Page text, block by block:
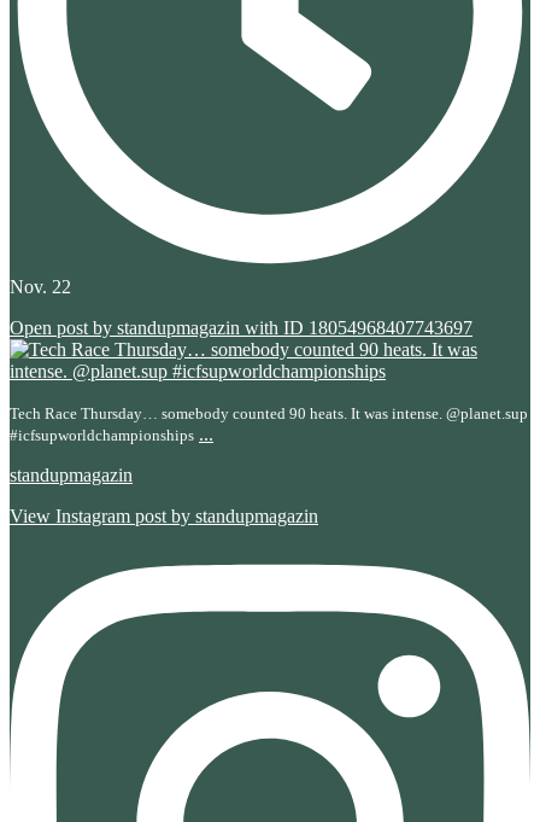
Nov. 22
Open post by standupmagazin with ID 18054968407743697
Tech Race Thursday… somebody counted 90 heats. It was intense. @planet.sup
#icfsupworldchampionships ...
standupmagazin
View Instagram post by standupmagazin